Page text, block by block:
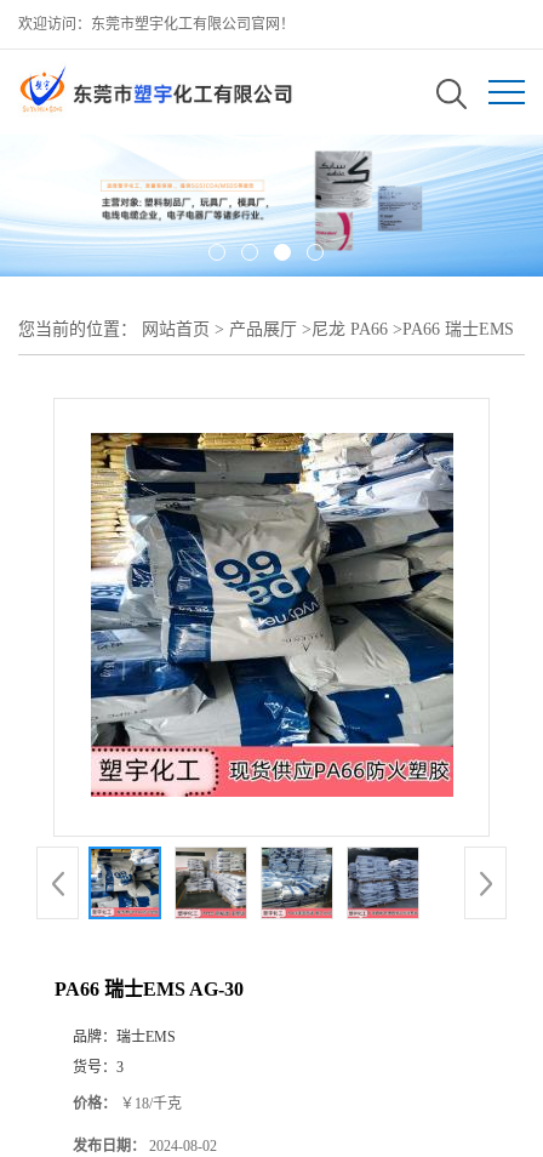
欢迎访问：东莞市塑宇化工有限公司官网！
您当前的位置： 网站首页 > 产品展厅 >尼龙 PA66 >PA66 瑞士EMS
PA66 瑞士EMS AG-30
品牌： 瑞士EMS
货号： 3
价格： ￥18/千克
发布日期： 2024-08-02